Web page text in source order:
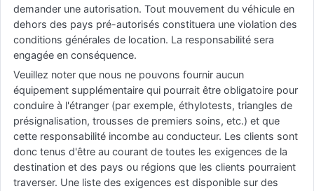
demander une autorisation. Tout mouvement du véhicule en
dehors des pays pré-autorisés constituera une violation des
conditions générales de location. La responsabilité sera
engagée en conséquence.
Veuillez noter que nous ne pouvons fournir aucun
équipement supplémentaire qui pourrait être obligatoire pour
conduire à l'étranger (par exemple, éthylotests, triangles de
présignalisation, trousses de premiers soins, etc.) et que
cette responsabilité incombe au conducteur. Les clients sont
donc tenus d'être au courant de toutes les exigences de la
destination et des pays ou régions que les clients pourraient
traverser. Une liste des exigences est disponible sur des